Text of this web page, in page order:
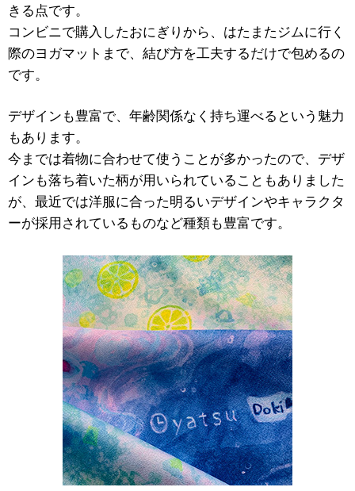
きる点です。
コンビニで購入したおにぎりから、はたまたジムに行く
際のヨガマットまで、結び方を工夫するだけで包めるの
です。
デザインも豊富で、年齢関係なく持ち運べるという魅力
もあります。
今までは着物に合わせて使うことが多かったので、デザ
インも落ち着いた柄が用いられていることもありました
が、最近では洋服に合った明るいデザインやキャラクタ
ーが採用されているものなど種類も豊富です。